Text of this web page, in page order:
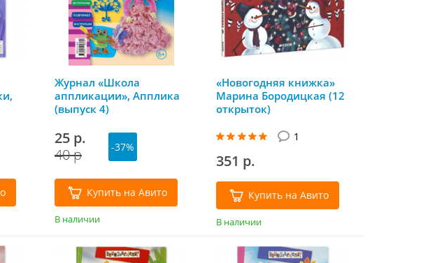
Журнал «Школа
аппликации», Апплика
(выпуск 4)
25 р.
40 р
-37%
Купить на Авито
В наличии
«Новогодняя книжка»
Марина Бородицкая (12
открыток)
1
351 р.
Купить на Авито
В наличии